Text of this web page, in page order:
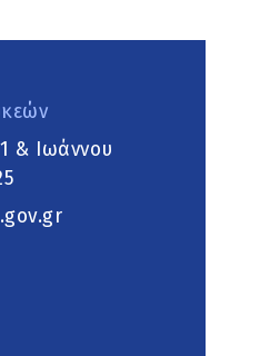
& Ιωάννου